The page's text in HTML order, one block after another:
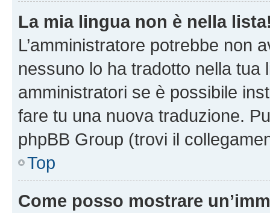
La mia lingua non è nella
L’amministratore potrebbe non
nessuno lo ha tradotto nella tua
amministratori se è possibile
fare tu una nuova traduzione.
phpBB Group (trovi il
Top
Come posso mostrare